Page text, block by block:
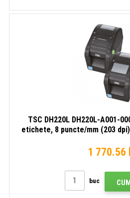
TSC DH220L DH220L-A001-
etichete, 8 puncte/mm (203
1 770.56
buc